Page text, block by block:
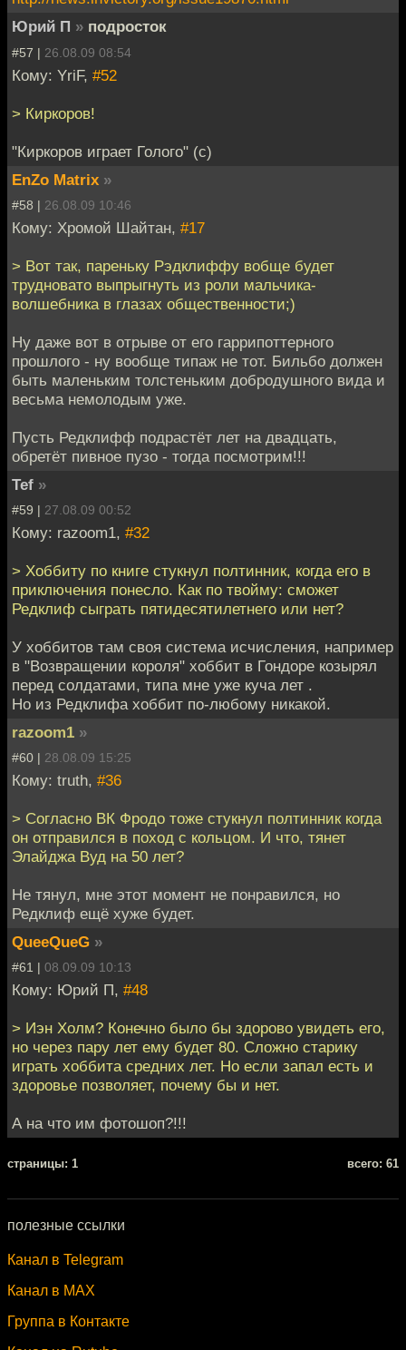
Юрий П » подросток
#57 | 26.08.09 08:54
Кому: YriF, #52
> Киркоров!
"Киркоров играет Голого" (с)
EnZo Matrix »
#58 | 26.08.09 10:46
Кому: Хромой Шайтан, #17
> Вот так, пареньку Рэдклиффу вобще будет
трудновато выпрыгнуть из роли мальчика-
волшебника в глазах общественности;)
Ну даже вот в отрыве от его гаррипоттерного
прошлого - ну вообще типаж не тот. Бильбо должен
быть маленьким толстеньким добродушного вида и
весьма немолодым уже.
Пусть Редклифф подрастёт лет на двадцать,
обретёт пивное пузо - тогда посмотрим!!!
Tef »
#59 | 27.08.09 00:52
Кому: razoom1, #32
> Хоббиту по книге стукнул полтинник, когда его в
приключения понесло. Как по твойму: сможет
Редклиф сыграть пятидесятилетнего или нет?
У хоббитов там своя система исчисления, например
в "Возвращении короля" хоббит в Гондоре козырял
перед солдатами, типа мне уже куча лет .
Но из Редклифа хоббит по-любому никакой.
razoom1 »
#60 | 28.08.09 15:25
Кому: truth, #36
> Согласно ВК Фродо тоже стукнул полтинник когда
он отправился в поход с кольцом. И что, тянет
Элайджа Вуд на 50 лет?
Не тянул, мне этот момент не понравился, но
Редклиф ещё хуже будет.
QueeQueG »
#61 | 08.09.09 10:13
Кому: Юрий П, #48
> Иэн Холм? Конечно было бы здорово увидеть его,
но через пару лет ему будет 80. Сложно старику
играть хоббита средних лет. Но если запал есть и
здоровье позволяет, почему бы и нет.
А на что им фотошоп?!!!
cтраницы: 1 всего: 61
полезные ссылки
Канал в Telegram
Канал в MAX
Группа в Контакте